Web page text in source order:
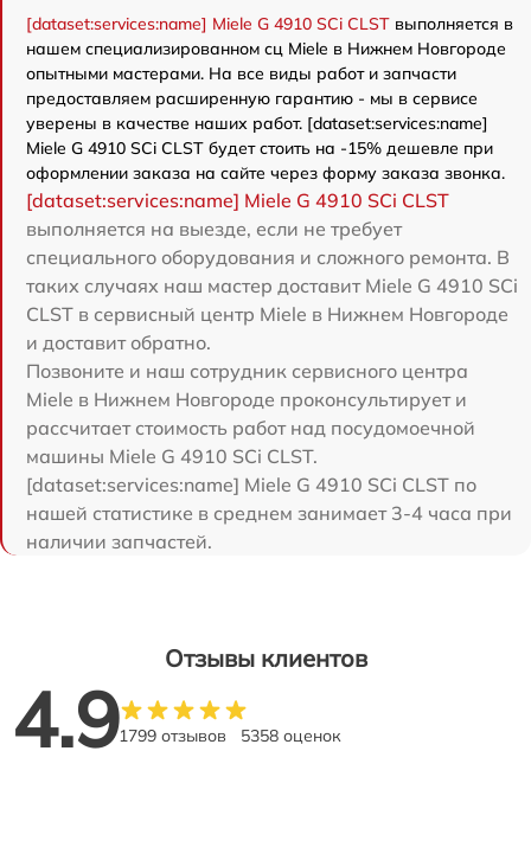
[dataset:services:name] Miele G 4910 SCi CLST выполняется в
нашем специализированном сц Miele в Нижнем Новгороде
опытными мастерами. На все виды работ и запчасти
предоставляем расширенную гарантию - мы в сервисе
уверены в качестве наших работ. [dataset:services:name]
Miele G 4910 SCi CLST будет стоить на -15% дешевле при
оформлении заказа на сайте через форму заказа звонка.
[dataset:services:name] Miele G 4910 SCi CLST
выполняется на выезде, если не требует
специального оборудования и сложного ремонта. В
таких случаях наш мастер доставит Miele G 4910 SCi
CLST в сервисный центр Miele в Нижнем Новгороде
и доставит обратно.
Позвоните и наш сотрудник сервисного центра
Miele в Нижнем Новгороде проконсультирует и
рассчитает стоимость работ над посудомоечной
машины Miele G 4910 SCi CLST.
[dataset:services:name] Miele G 4910 SCi CLST по
нашей статистике в среднем занимает 3-4 часа при
наличии запчастей.
Отзывы клиентов
4.91799 отзывов 5358 оценок